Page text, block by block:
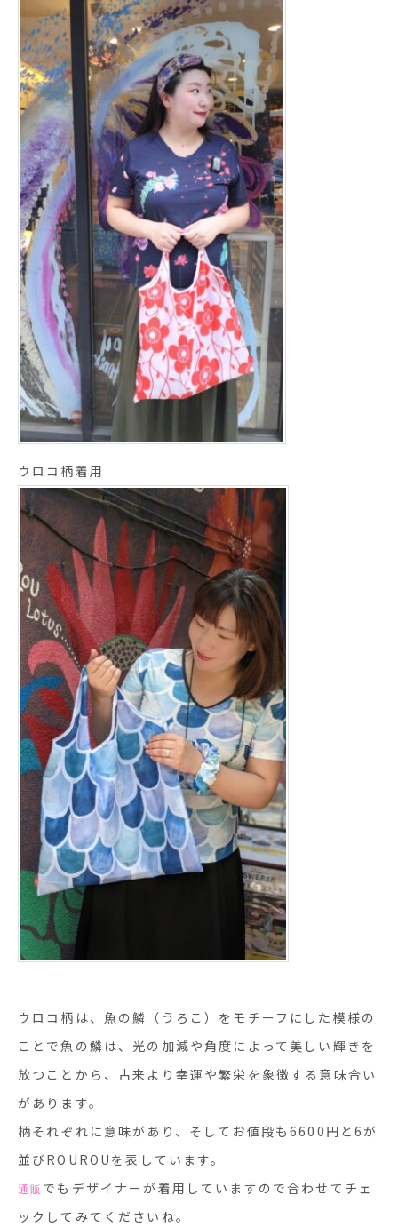
ウロコ柄着用
ウロコ柄は、魚の鱗（うろこ）をモチーフにした模様の
ことで魚の鱗は、光の加減や角度によって美しい輝きを
放つことから、古来より幸運や繁栄を象徴する意味合い
があります。
柄それぞれに意味があり、そしてお値段も6600円と6が
並びROUROUを表しています。
通販 でもデザイナーが着用していますので合わせてチェ
ックしてみてくださいね。